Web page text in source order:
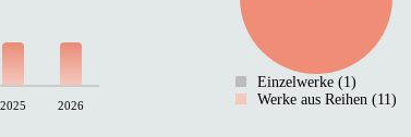
2025 2026
Einzelwerke (1)
Werke aus Reihen (11)